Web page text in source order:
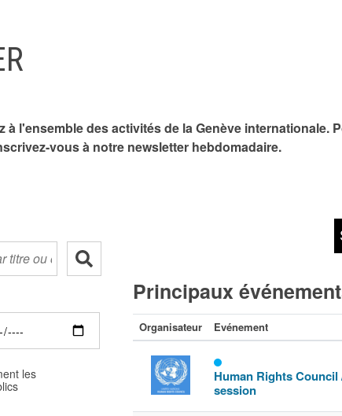
à l'ensemble des activités de la Genève internationale.
vous à notre newsletter hebdomadaire.
les
Principaux
Organisateur Evénement
Human Rights Council
session